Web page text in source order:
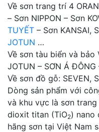
Về sơn trang trí 4
– Sơn NIPPON – Sơn
TUYẾT – Sơn KANSAI,
JOTUN …
Về sơn tàu biển và bảo
JOTUN – SƠN Á
Về sơn đồ gỗ: SEVEN,
Dòng sản phẩm với
và khu vực là sơn
dioxit titan (TiO2) nano
hãng sơn tại Việt Nam